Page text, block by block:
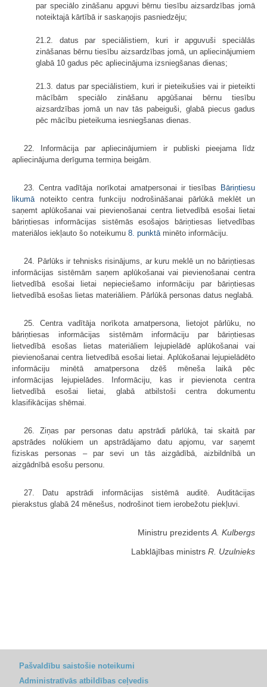
par speciālo zināšanu apguvi bērnu tiesību aizsardzības jomā
noteiktajā kārtībā ir saskaņojis pasniedzēju;
21.2. datus par speciālistiem, kuri ir apguvuši speciālās
zināšanas bērnu tiesību aizsardzības jomā, un apliecinājumiem
glabā 10 gadus pēc apliecinājuma izsniegšanas dienas;
21.3. datus par speciālistiem, kuri ir pieteikušies vai ir pieteikti
mācībām speciālo zināšanu apgūšanai bērnu tiesību
aizsardzības jomā un nav tās pabeiguši, glabā piecus gadus
pēc mācību pieteikuma iesniegšanas dienas.
22. Informācija par apliecinājumiem ir publiski pieejama līdz
apliecinājuma derīguma termiņa beigām.
23. Centra vadītāja norīkotai amatpersonai ir tiesības
Bāriņtiesu
likumānoteikto centra funkciju nodrošināšanai pārlūkā meklēt un
saņemt aplūkošanai vai pievienošanai centra lietvedībā esošai lietai
bāriņtiesas informācijas sistēmās esošajos bāriņtiesas lietvedības
materiālos iekļauto šo noteikumu 8. punktāminēto informāciju.
24. Pārlūks ir tehnisks risinājums, ar kuru meklē un no bāriņtiesas
informācijas sistēmām saņem aplūkošanai vai pievienošanai centra
lietvedībā esošai lietai nepieciešamo informāciju par bāriņtiesas
lietvedībā esošas lietas materiāliem. Pārlūkā personas datus neglabā.
25. Centra vadītāja norīkota amatpersona, lietojot pārlūku, no
bāriņtiesas informācijas sistēmām informāciju par bāriņtiesas
lietvedībā esošas lietas materiāliem lejupielādē aplūkošanai vai
pievienošanai centra lietvedībā esošai lietai. Aplūkošanai lejupielādēto
informāciju minētā amatpersona dzēš mēneša laikā pēc
informācijas lejupielādes. Informāciju, kas ir pievienota centra
lietvedībā esošai lietai, glabā atbilstoši centra dokumentu
klasifikācijas shēmai.
26. Ziņas par personas datu apstrādi pārlūkā, tai skaitā par
apstrādes nolūkiem un apstrādājamo datu apjomu, var saņemt
fiziskas personas – par sevi un tās aizgādībā, aizbildnībā un
aizgādnībā esošu personu.
27. Datu apstrādi informācijas sistēmā auditē. Auditācijas
pierakstus glabā 24 mēnešus, nodrošinot tiem ierobežotu piekļuvi.
Ministru prezidentsA. Kulbergs
Labklājības ministrs R. Uzulnieks
Pašvaldību saistošie noteikumi
Administratīvās atbildības ceļvedis